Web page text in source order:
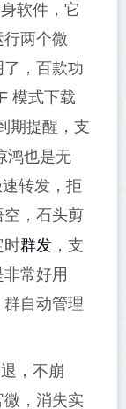
软件，它
两个微
，百款功
模式下载
期提醒，支
鸿也是无
转发，拒
，石头剪
时群发 ，支
常好用
自动管理
，不崩
，消失实